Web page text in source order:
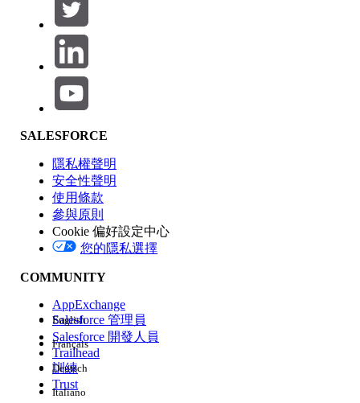
產品區域
功能影響
版本
經驗
SALESFORCE
隱私權聲明
安全性聲明
使用條款
參與原則
Cookie 偏好設定中心
您的隱私選擇
COMMUNITY
AppExchange
Salesforce 管理員
Salesforce 開發人員
Trailhead
訓練
Trust
English
Français
Deutsch
Italiano